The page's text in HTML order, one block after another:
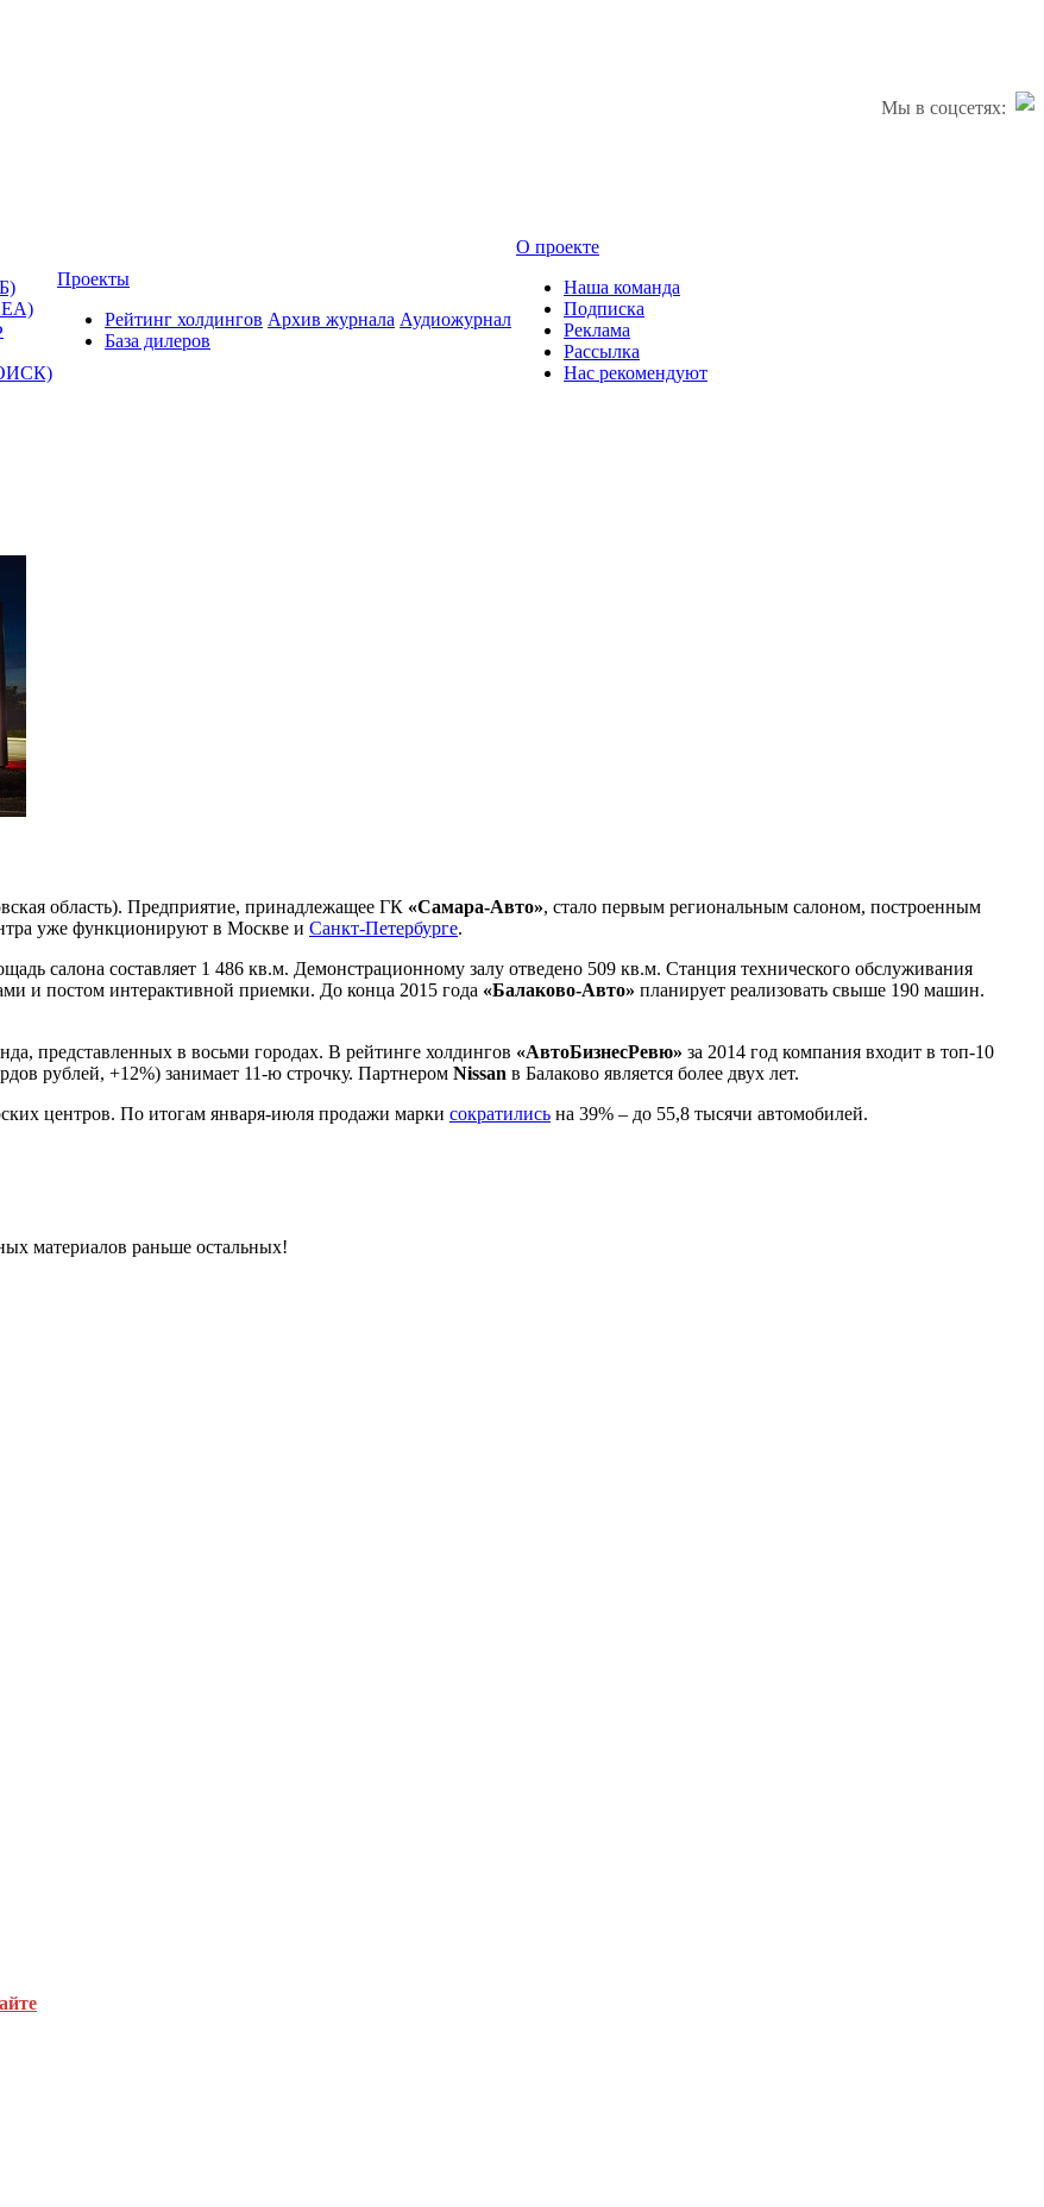
Мы в соцсетях:
Проекты
Рейтинг холдингов
База дилеров
Архив журнала Аудиожурнал
О проекте
Наша команда
Подписка
Реклама
Рассылка
Нас рекомендуют
область). Предприятие, принадлежащее ГК «Самара-Авто», стало первым региональным салоном, построенным
уже функционируют в Москве и Санкт-Петербурге.
салона составляет 1 486 кв.м. Демонстрационному залу отведено 509 кв.м. Станция технического обслуживания
и постом интерактивной приемки. До конца 2015 года «Балаково-Авто» планирует реализовать свыше 190 машин.
представленных в восьми городах. В рейтинге холдингов «АвтоБизнесРевю» за 2014 год компания входит в топ-10
рублей, +12%) занимает 11-ю строчку. Партнером Nissan в Балаково является более двух лет.
центров. По итогам января-июля продажи марки сократились на 39% – до 55,8 тысячи автомобилей.
материалов раньше остальных!